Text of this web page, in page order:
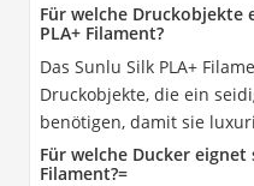
Für welche Druckobjekte
PLA+ Filament?
Das Sunlu Silk PLA+
Druckobjekte, die ein
benötigen, damit sie
Für welche Ducker eignet
Filament?=